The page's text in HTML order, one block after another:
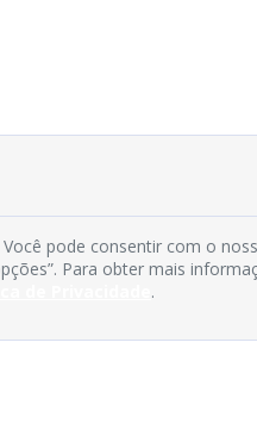
pode consentir com o
Para obter mais
.